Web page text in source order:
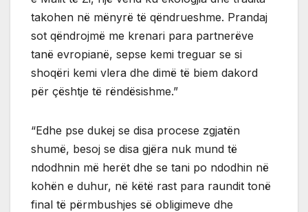
takohen në mënyrë të qëndrueshme. Prandaj
sot qëndrojmë me krenari para partnerëve
tanë evropianë, sepse kemi treguar se si
shoqëri kemi vlera dhe dimë të biem dakord
për çështje të rëndësishme.”
“Edhe pse dukej se disa procese zgjatën
shumë, besoj se disa gjëra nuk mund të
ndodhnin më herët dhe se tani po ndodhin në
kohën e duhur, në këtë rast para raundit tonë
final të përmbushjes së obligimeve dhe